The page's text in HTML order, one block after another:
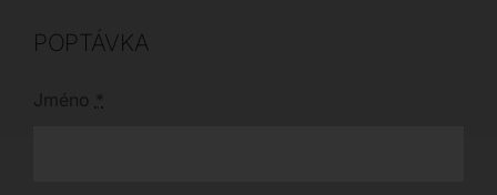
POPTÁVKA
Jméno *